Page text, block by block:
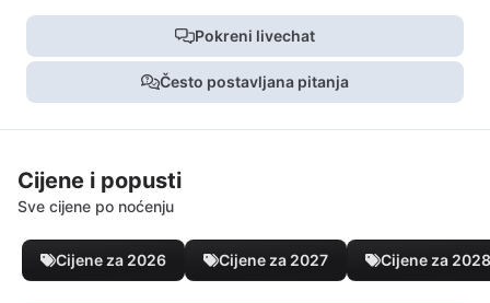
Pokreni livechat
Često postavljana pitanja
Cijene i popusti
Sve cijene po noćenju
Cijene za 2026 Cijene za 2027 Cijene za 2028